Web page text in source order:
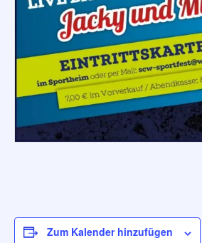
Zum Kalender hinzufügen